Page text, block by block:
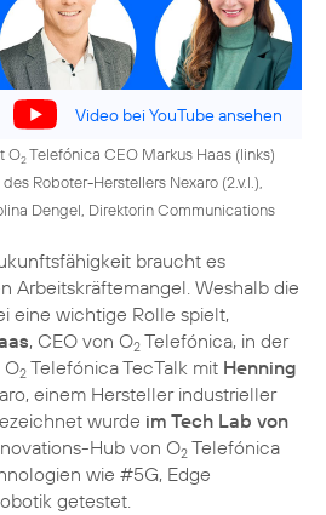
Video bei YouTube ansehen
O2Telefónica CEO Markus Haas (links)
Roboter-Herstellers Nexaro (2.v.l.),
Dengel, Direktorin Communications
braucht es
Arbeitskräftemangel. Weshalb die
eine wichtige Rolle spielt,
, CEO von O2 Telefónica, in der
O2 Telefónica TecTalk mit Henning
einem Hersteller industrieller
wurde im Tech Lab von
Hub von O2 Telefónica
wie #5G, Edge
getestet.